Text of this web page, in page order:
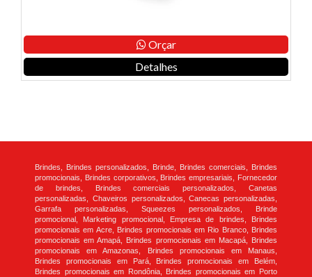
Orçar
Detalhes
Brindes, Brindes personalizados, Brinde, Brindes comerciais, Brindes
promocionais, Brindes corporativos, Brindes empresariais, Fornecedor
de brindes, Brindes comerciais personalizados, Canetas
personalizadas, Chaveiros personalizados, Canecas personalizadas,
Garrafa personalizadas, Squeezes personalizados, Brinde
promocional, Marketing promocional, Empresa de brindes, Brindes
promocionais em Acre, Brindes promocionais em Rio Branco, Brindes
promocionais em Amapá, Brindes promocionais em Macapá, Brindes
promocionais em Amazonas, Brindes promocionais em Manaus,
Brindes promocionais em Pará, Brindes promocionais em Belém,
Brindes promocionais em Rondônia, Brindes promocionais em Porto